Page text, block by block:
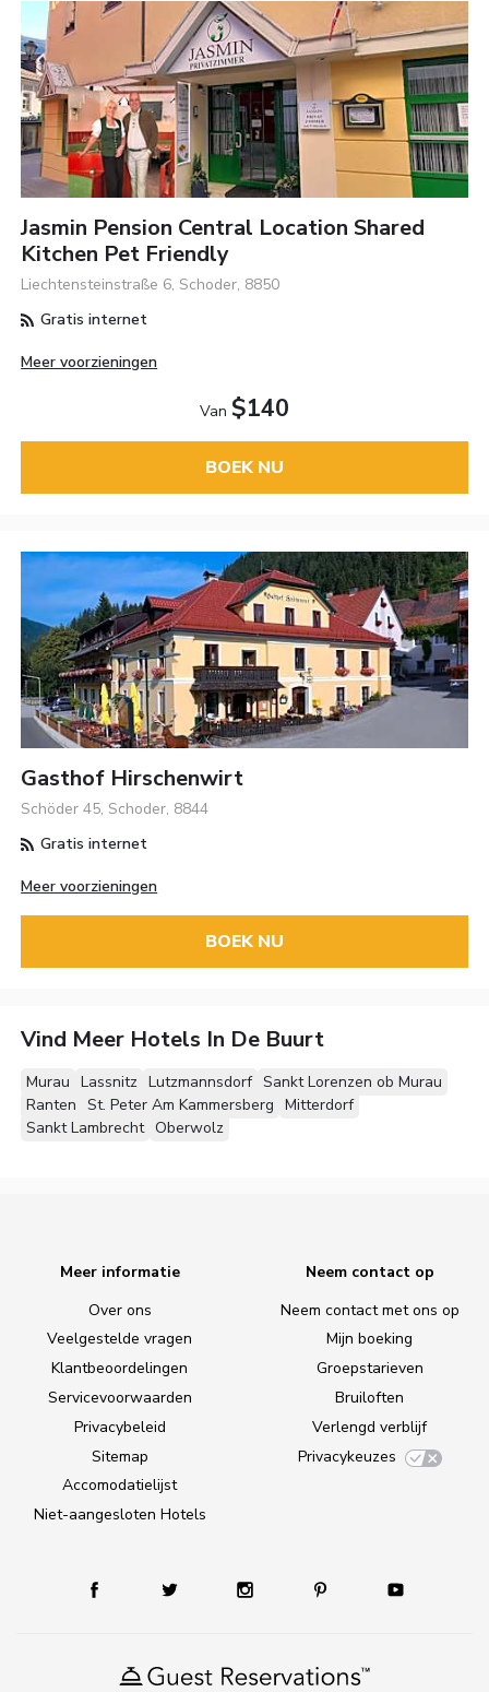
Jasmin Pension Central Location Shared
Kitchen Pet Friendly
Liechtensteinstraße 6, Schoder, 8850
Gratis internet
Meer voorzieningen
Van $140
BOEK NU
Gasthof Hirschenwirt
Schöder 45, Schoder, 8844
Gratis internet
Meer voorzieningen
BOEK NU
Vind Meer Hotels In De Buurt
Murau Lassnitz Lutzmannsdorf Sankt Lorenzen ob Murau
Ranten St. Peter Am Kammersberg Mitterdorf
Sankt Lambrecht Oberwolz
Meer informatie
Over ons
Veelgestelde vragen
Klantbeoordelingen
Servicevoorwaarden
Privacybeleid
Sitemap
Accomodatielijst
Niet-aangesloten Hotels
Neem contact op
Neem contact met ons op
Mijn boeking
Groepstarieven
Bruiloften
Verlengd verblijf
Privacykeuzes